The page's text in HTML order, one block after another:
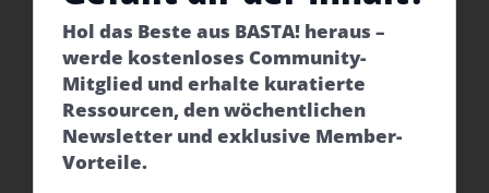
Hol das Beste aus BASTA! heraus –
werde kostenloses Community-
Mitglied und erhalte kuratierte
Ressourcen, den wöchentlichen
Newsletter und exklusive Member-
Vorteile.